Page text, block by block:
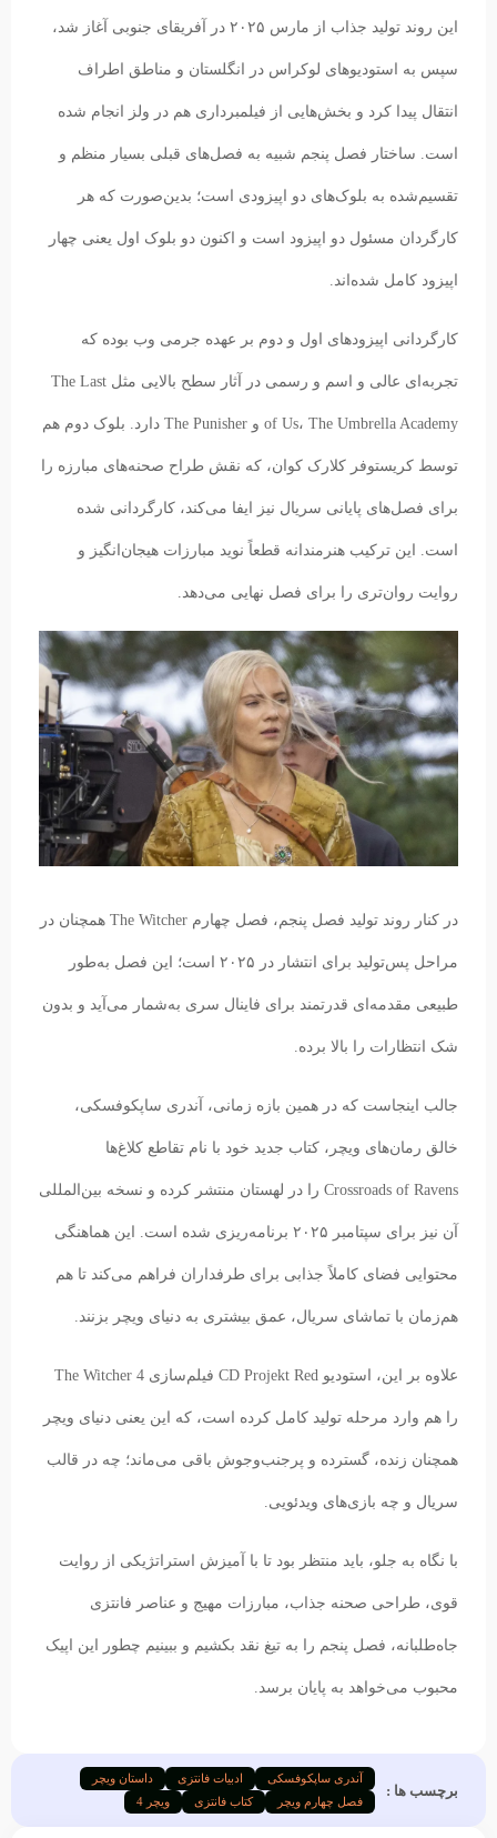
این روند تولید جذاب از مارس ۲۰۲۵ در آفریقای جنوبی آغاز شد،
سپس به استودیوهای لوکراس در انگلستان و مناطق اطراف
انتقال پیدا کرد و بخش‌هایی از فیلمبرداری هم در ولز انجام شده
است. ساختار فصل پنجم شبیه به فصل‌های قبلی بسیار منظم و
تقسیم‌شده به بلوک‌های دو اپیزودی است؛ بدین‌صورت که هر
کارگردان مسئول دو اپیزود است و اکنون دو بلوک اول یعنی چهار
اپیزود کامل شده‌اند.
کارگردانی اپیزودهای اول و دوم بر عهده جرمی وب بوده که
تجربه‌ای عالی و اسم و رسمی در آثار سطح بالایی مثل The Last
of Us، The Umbrella Academy و The Punisher دارد. بلوک دوم هم
توسط کریستوفر کلارک کوان، که نقش طراح صحنه‌های مبارزه را
برای فصل‌های پایانی سریال نیز ایفا می‌کند، کارگردانی شده
است. این ترکیب هنرمندانه قطعاً نوید مبارزات هیجان‌انگیز و
روایت روان‌تری را برای فصل نهایی می‌دهد.
در کنار روند تولید فصل پنجم، فصل چهارم The Witcher همچنان در
مراحل پس‌تولید برای انتشار در ۲۰۲۵ است؛ این فصل به‌طور
طبیعی مقدمه‌ای قدرتمند برای فاینال سری به‌شمار می‌آید و بدون
شک انتظارات را بالا برده.
جالب اینجاست که در همین بازه زمانی، آندری ساپکوفسکی،
خالق رمان‌های ویچر، کتاب جدید خود با نام تقاطع کلاغ‌ها
Crossroads of Ravens را در لهستان منتشر کرده و نسخه بین‌المللی
آن نیز برای سپتامبر ۲۰۲۵ برنامه‌ریزی شده است. این هماهنگی
محتوایی فضای کاملاً جذابی برای طرفداران فراهم می‌کند تا هم
هم‌زمان با تماشای سریال، عمق بیشتری به دنیای ویچر بزنند.
علاوه بر این، استودیو CD Projekt Red فیلم‌سازی The Witcher 4
را هم وارد مرحله تولید کامل کرده است، که این یعنی دنیای ویچر
همچنان زنده، گسترده و پرجنب‌وجوش باقی می‌ماند؛ چه در قالب
سریال و چه بازی‌های ویدئویی.
با نگاه به جلو، باید منتظر بود تا با آمیزش استراتژیکی از روایت
قوی، طراحی صحنه جذاب، مبارزات مهیج و عناصر فانتزی
جاه‌طلبانه، فصل پنجم را به تیغ نقد بکشیم و ببینیم چطور این اپیک
محبوب می‌خواهد به پایان برسد.
برچسب ها :
آندری ساپکوفسکی ادبیات فانتزی
داستان ویچر
فصل چهارم ویچر
کتاب فانتزی ویچر 4